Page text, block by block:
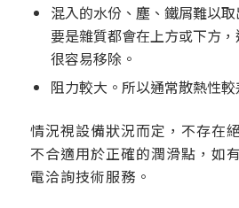
混入的水份、塵、鐵屑難以
要是雜質都會在上方或下方
很容易移除。
阻力較大。所以通常散熱性
情況視設備狀況而定，不存在
不合適用於正確的潤滑點，如
電洽詢技術服務。